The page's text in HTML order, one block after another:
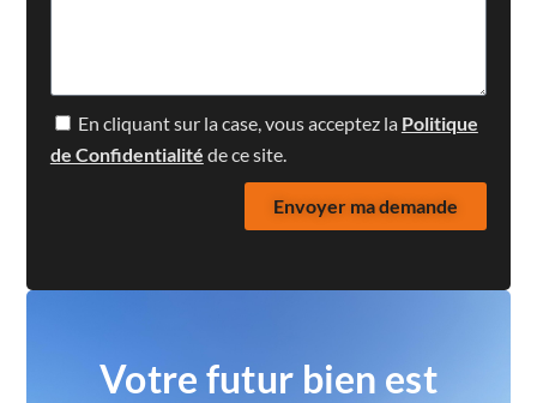
En cliquant sur la case, vous acceptez la Politique
de Confidentialité de ce site.
Envoyer ma demande
Votre futur bien est